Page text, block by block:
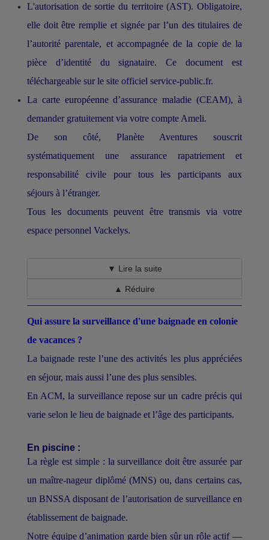
L'autorisation de sortie du territoire (AST). Obligatoire,
elle doit être remplie et signée par l’un des titulaires de
l’autorité parentale, et accompagnée de la copie de la
pièce d’identité du signataire. Ce document est
téléchargeable sur le site officiel service-public.fr.
La carte européenne d’assurance maladie (CEAM), à
demander gratuitement via votre compte Ameli.
De son côté, Planète Aventures souscrit
systématiquement une assurance rapatriement et
responsabilité civile pour tous les participants aux
séjours à l’étranger.
Tous les documents peuvent être transmis via votre
espace personnel Vackelys.
▼ Lire la suite
▲ Réduire
Qui assure la surveillance d'une baignade en colonie
de vacances ?
La baignade reste l’une des activités les plus appréciées
en séjour, mais aussi l’une des plus sensibles.
En ACM, la surveillance repose sur un cadre précis qui
varie selon le lieu de baignade et l’âge des participants.
En piscine :
La règle est simple : la surveillance doit être assurée par
un maître-nageur diplômé (MNS) ou, dans certains cas,
un BNSSA disposant de l’autorisation de surveillance en
établissement de baignade.
Notre équipe d’animation garde bien sûr un rôle actif —